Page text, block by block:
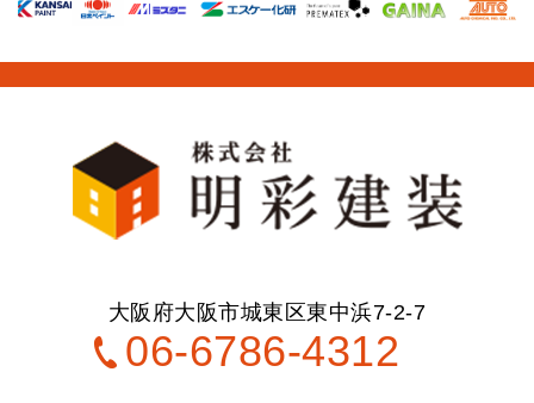
大阪府大阪市城東区東中浜7-2-7
06-6786-4312